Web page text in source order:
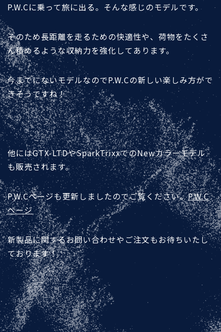
P.W.Cに乗って旅に出る。そんな感じのモデルです。
そのため長距離を走るための快適性や、荷物をたくさ
ん積めるような収納力を強化してあります。
今までにないモデルなのでP.W.Cの新しい楽しみ方がで
きそうですね！
他にはGTX-LTDやSparkTrixxでのNewカラーモデル
も販売されます。
P.W.Cページも更新しましたのでご覧ください。P.W.C
ページ
新製品に関するお問い合わせやご注文もお待ちいたし
ております！